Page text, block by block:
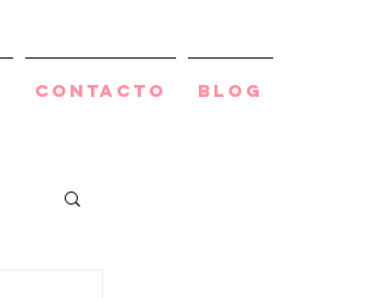
Contacto BLOG